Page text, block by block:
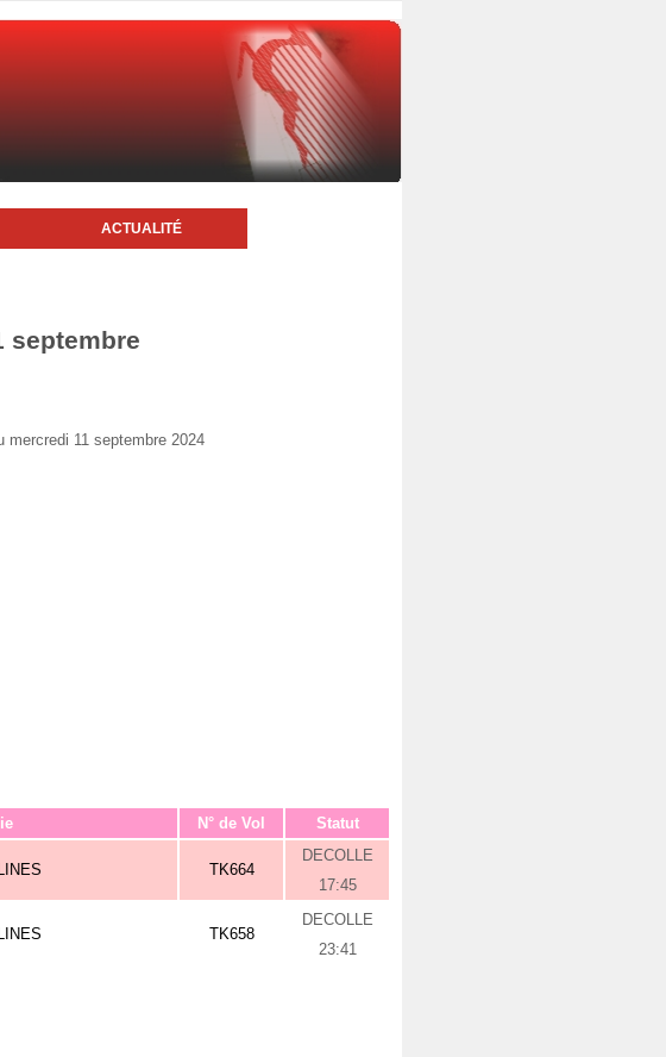
ACTUALITÉ
septembre
11 septembre 2024
N° de Vol Statut
TK664
DECOLLE
17:45
TK658
DECOLLE
23:41